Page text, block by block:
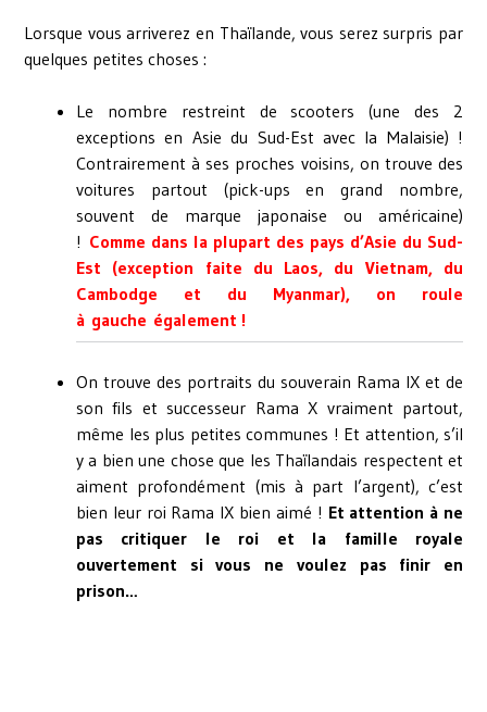
Lorsque vous arriverez en Thaïlande, vous serez surpris par
quelques petites choses :
Le nombre restreint de scooters (une des 2
exceptions en Asie du Sud-Est avec la Malaisie) !
Contrairement à ses proches voisins, on trouve des
voitures partout (pick-ups en grand nombre,
souvent de marque japonaise ou américaine)
! Comme dans la plupart des pays d’Asie du Sud-
Est (exception faite du Laos, du Vietnam, du
Cambodge et du Myanmar), on roule
à gauche également !
On trouve des portraits du souverain Rama IX et de
son fils et successeur Rama X vraiment partout,
même les plus petites communes ! Et attention, s’il
y a bien une chose que les Thaïlandais respectent et
aiment profondément (mis à part l’argent), c’est
bien leur roi Rama IX bien aimé ! Et attention à ne
pas critiquer le roi et la famille royale
ouvertement si vous ne voulez pas finir en
prison…